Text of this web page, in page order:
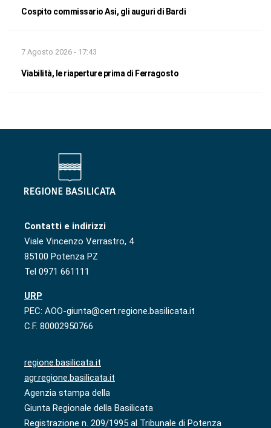
Cospito commissario Asi, gli auguri di Bardi
7 Agosto 2026 - 17:43
Viabilità, le riaperture prima di Ferragosto
Contatti e indirizzi
Viale Vincenzo Verrastro, 4
85100 Potenza PZ
Tel 0971 661111
URP
PEC: AOO-giunta@cert.regione.basilicata.it
C.F. 80002950766
regione.basilicata.it
agr.regione.basilicata.it
Agenzia stampa della
Giunta Regionale della Basilicata
Registrazione n. 209/1995 al Tribunale di Potenza